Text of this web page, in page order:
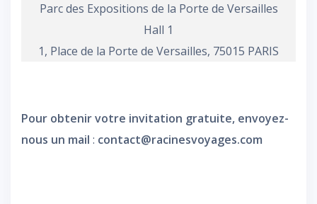
Parc des Expositions de la Porte de Versailles
Hall 1
1, Place de la Porte de Versailles, 75015 PARIS
Pour obtenir votre invitation gratuite, envoyez-
nous un mail : contact@racinesvoyages.com